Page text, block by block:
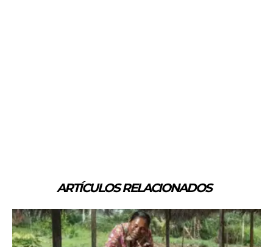
ARTÍCULOS RELACIONADOS